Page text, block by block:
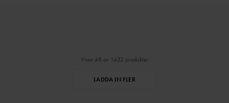
Visar 48 av 1432 produkter
LADDA IN FLER